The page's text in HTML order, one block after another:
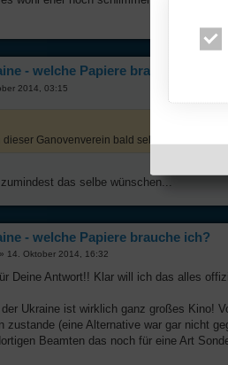
- welche Papiere brauche ich?
2014, 03:15
dieser Ganovenverein bald selbst erledigt
das selbe wünschen...
- welche Papiere brauche ich?
» 14. Oktober 2014, 16:32
Deine Antwort!! Klar will ich das alles
Ukraine ist wirklich ganz großes Kino!
zustande (eine Alternative war gar nicht
Beamten das noch für eine Art